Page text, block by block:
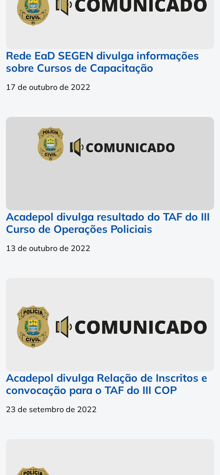
Rede EaD SEGEN divulga informações
sobre Cursos de Capacitação
17 de outubro de 2022
Acadepol divulga resultado do TAF do III
Curso de Operações Policiais
13 de outubro de 2022
Acadepol divulga Relação de Inscritos e
convocação para o TAF do III COP
23 de setembro de 2022